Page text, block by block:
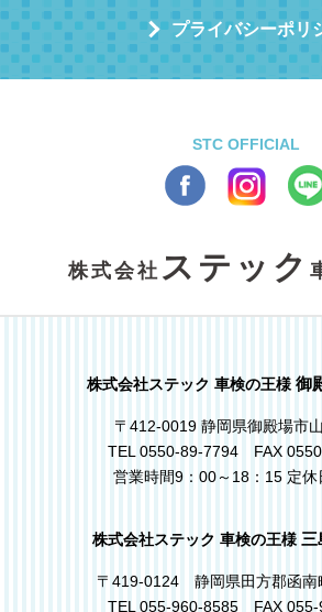
プライバシーポリ
STC OFFICIAL
株式会社ステック
株式会社ステック 車検の王様 御
〒412-0019 静岡県御殿場市
TEL 0550-89-7794 FAX
営業時間9：00～18：15 定休
株式会社ステック 車検の王様 三
〒419-0124 静岡県田方郡函南
TEL 055-960-8585 FAX 055-